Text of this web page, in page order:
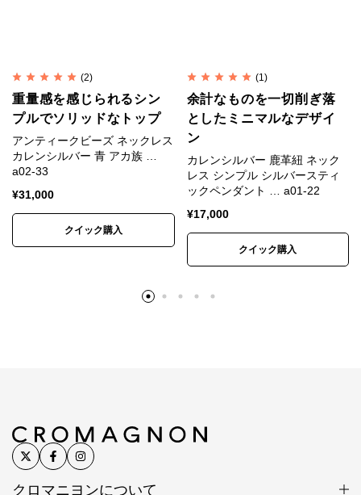
丹念に刻印が打ち込まれたシルバービーズに職人の技
と心意気を感じられます。
カレンシルバー製作風景
カレン族
自然を敬い、霊を畏れ、正直、
(2)
重量感を感じられるシン
プルでソリッドなトップ
アンティークビーズ ネックレス
カレンシルバー 青 アカ族 …
a02-33
¥31,000
クイック購入
(1)
余計なものを一切削ぎ落
としたミニマルなデザイ
ン
カレンシルバー 鹿革紐 ネック
レス シンプル シルバースティ
ックペンダント … a01-22
¥17,000
クイック購入
クロマニヨンについて